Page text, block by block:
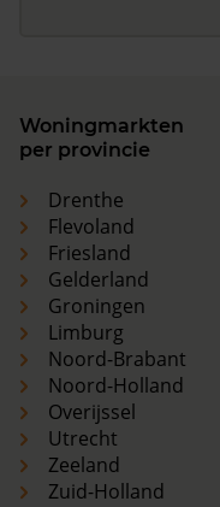
Woningmarkten
per provincie
Drenthe
Flevoland
Friesland
Gelderland
Groningen
Limburg
Noord-Brabant
Noord-Holland
Overijssel
Utrecht
Zeeland
Zuid-Holland